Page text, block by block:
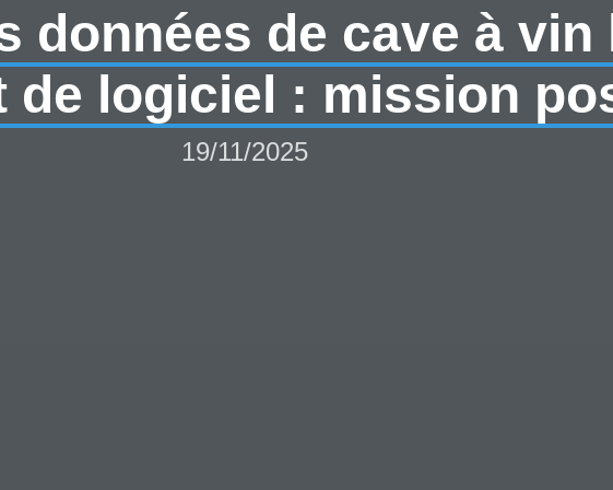
données de cave à vin
de logiciel : mission
19/11/2025